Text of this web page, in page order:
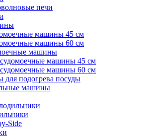
печи
машины 45 см
машины 60 см
машины
машины 45 см
машины 60 см
подогрева посуды
машины
Side